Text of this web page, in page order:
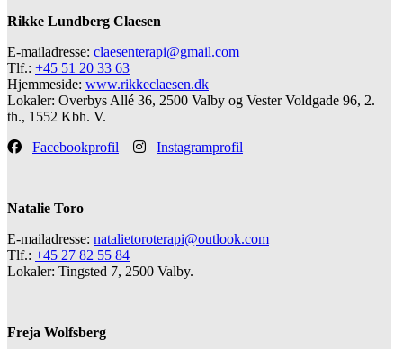
Rikke Lundberg Claesen
E-mailadresse: claesenterapi@gmail.com
Tlf.: +45 51 20 33 63
Hjemmeside: www.rikkeclaesen.dk
Lokaler: Overbys Allé 36, 2500 Valby og Vester Voldgade 96, 2.
th., 1552 Kbh. V.
Facebookprofil
Instagramprofil
Natalie Toro
E-mailadresse: natalietoroterapi@outlook.com
Tlf.: +45 27 82 55 84
Lokaler: Tingsted 7, 2500 Valby.
Freja Wolfsberg